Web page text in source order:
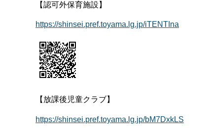
【認可外保育施設】
https://shinsei.pref.toyama.lg.jp/iTENTIna
【放課後児童クラブ】
https://shinsei.pref.toyama.lg.jp/bM7DxkLS